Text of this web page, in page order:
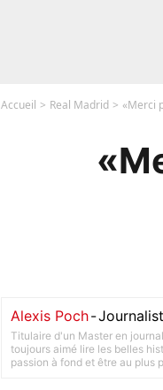
Accueil Real Madrid «Merci
Alexis Poch-
Titulaire d'un Master en
toujours aimé lire les belles
passion à fond et être au plus